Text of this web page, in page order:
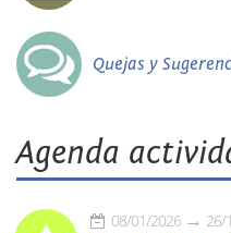
Quejas y
Agenda
08/01/2026 26/